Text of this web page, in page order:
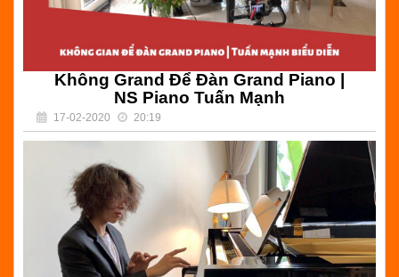
Không Grand Để Đàn Grand Piano |
NS Piano Tuấn Mạnh
17-02-2020
20:19
(
) Bình luận
Không Grand Để Đàn Grand Piano | NS Piano Tuấn
Mạnh | Hải Grand Piano - thực hiện chuyên nghiệp các
dịch vụ về piano grand